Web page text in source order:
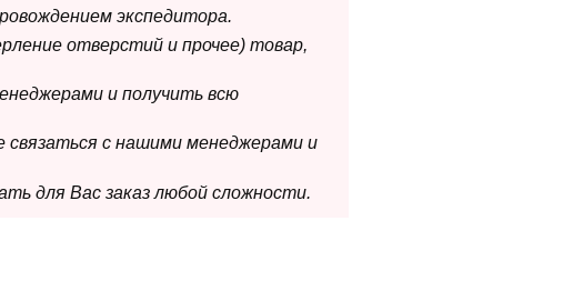
экспедитора.
отверстий и прочее) товар,
и получить всю
с нашими менеджерами и
для Вас заказ любой сложности.